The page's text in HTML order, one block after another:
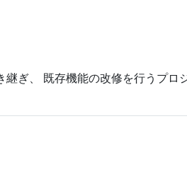
継ぎ、 既存機能の改修を行うプ